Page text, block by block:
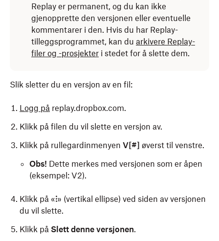
Replay er permanent, og du kan ikke
gjenopprette den versjonen eller eventuelle
kommentarer i den. Hvis du har Replay-
tilleggsprogrammet, kan du arkivere Replay-
filer og -prosjekter i stedet for å slette dem.
Slik sletter du en versjon av en fil:
Logg på replay.dropbox.com.
Klikk på filen du vil slette en versjon av.
Klikk på rullegardinmenyen V[#] øverst til venstre.
Obs! Dette merkes med versjonen som er åpen
(eksempel: V2).
Klikk på «⁝» (vertikal ellipse) ved siden av versjonen
du vil slette.
Klikk på Slett denne versjonen.